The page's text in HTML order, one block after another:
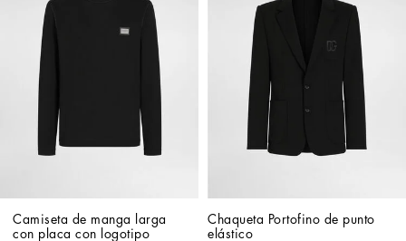
Camiseta de manga larga
con placa con logotipo
Chaqueta Portofino de punto
elástico